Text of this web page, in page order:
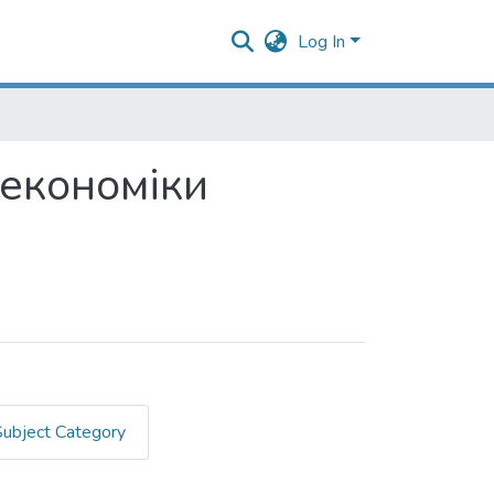
Log In
Category